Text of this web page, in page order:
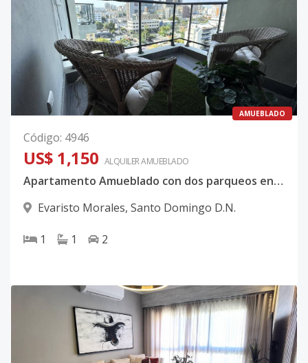
AMUEBLADO
Código: 4946
US$ 1,150 ALQUILERAMUEBLADO
Apartamento Amueblado con dos parqueos en Evaristo Morales
Evaristo Morales, Santo Domingo D.N.
1 1 2